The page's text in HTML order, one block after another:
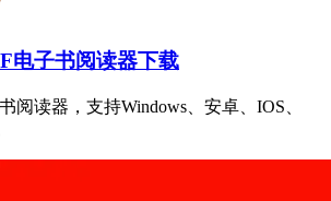
电子书阅读器下载
阅读器，支持Windows、安卓、IOS、